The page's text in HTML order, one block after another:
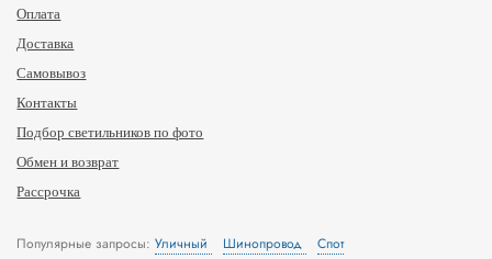
Оплата
Доставка
Самовывоз
Контакты
Подбор светильников по фото
Обмен и возврат
Рассрочка
Популярные запросы:Уличный Шинопровод Спот